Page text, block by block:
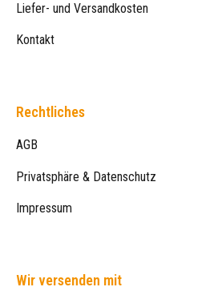
Liefer- und Versandkosten
Kontakt
Rechtliches
AGB
Privatsphäre & Datenschutz
Impressum
Wir versenden mit